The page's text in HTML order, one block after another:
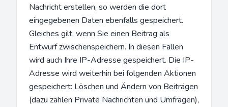
Nachricht erstellen, so werden die dort
eingegebenen Daten ebenfalls gespeichert.
Gleiches gilt, wenn Sie einen Beitrag als
Entwurf zwischenspeichern. In diesen Fällen
wird auch Ihre IP-Adresse gespeichert. Die IP-
Adresse wird weiterhin bei folgenden Aktionen
gespeichert: Löschen und Ändern von Beiträgen
(dazu zählen Private Nachrichten und Umfragen),